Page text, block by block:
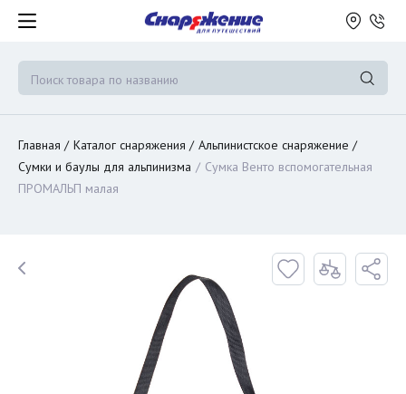
Главная Каталог снаряжения
Альпинистское снаряжение
Сумки и баулы для альпинизма
Сумка Венто вспомогательная
ПРОМАЛЬП малая